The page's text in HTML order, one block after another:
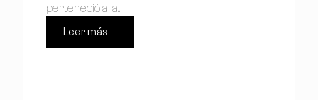
perteneció a la...
Leer más